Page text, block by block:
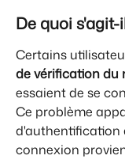
De quoi s'agit-
Certains
de vérification du
essaient de se
Ce problème
d'authentification
connexion